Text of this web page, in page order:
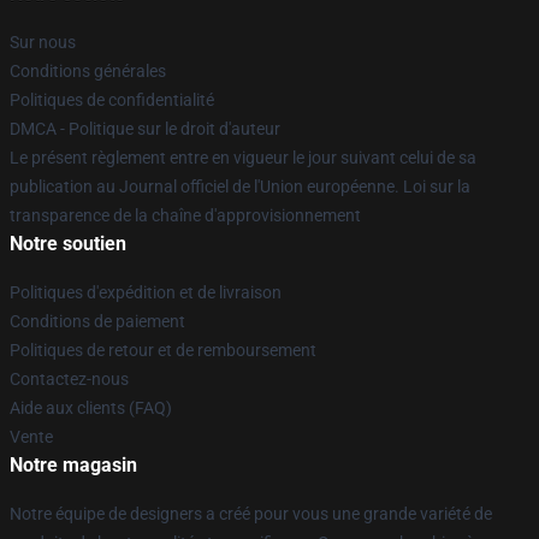
Sur nous
Conditions générales
Politiques de confidentialité
DMCA - Politique sur le droit d'auteur
Le présent règlement entre en vigueur le jour suivant celui de sa
publication au Journal officiel de l'Union européenne. Loi sur la
transparence de la chaîne d'approvisionnement
Notre soutien
Politiques d'expédition et de livraison
Conditions de paiement
Politiques de retour et de remboursement
Contactez-nous
Aide aux clients (FAQ)
Vente
Notre magasin
Notre équipe de designers a créé pour vous une grande variété de